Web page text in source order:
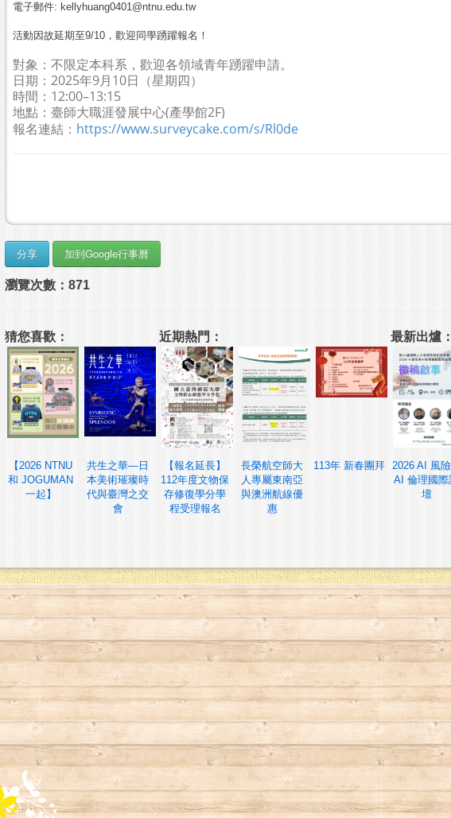
電子郵件: kellyhuang0401@ntnu.edu.tw
活動因故延期至9/10，歡迎同學踴躍報名！
對象：不限定本科系，歡迎各領域青年踴躍申請。
日期：2025年9月10日（星期四）
時間：12:00–13:15
地點：臺師大職涯發展中心(產學館2F)
報名連結： https://www.surveycake.com/s/Rl0de
瀏覽次數：871
猜您喜歡：
【2026 NTNU
和 JOGUMAN
一起】
共生之華—日
本美術璀璨時
代與臺灣之交
會
近期熱門：
【報名延長】
112年度文物保
存修復學分學
程受理報名
長榮航空師大
人專屬東南亞
與澳洲航線優
惠
113年 新春團拜
最新出爐：
2026 AI 風
AI 倫理國際
壇